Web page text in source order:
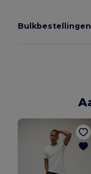
Bulkbestellingen